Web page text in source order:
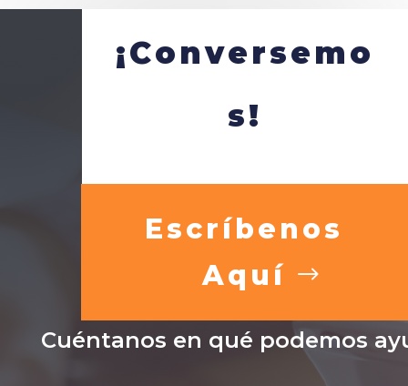
¡Conversemo
s!
Escríbenos
Aquí
Cuéntanos en qué podemos